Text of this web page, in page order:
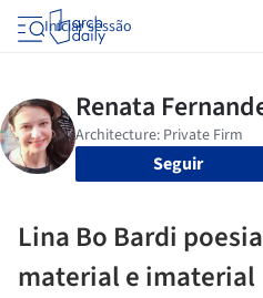
Iniciar sessão
Seguir
Lina Bo Bardi poesia
material e imaterial